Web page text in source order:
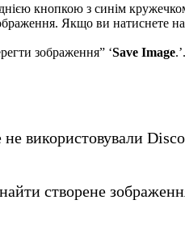
кнопкою з синім
Якщо ви натиснете
зображення” ‘Save Image.’.
використовували
створене